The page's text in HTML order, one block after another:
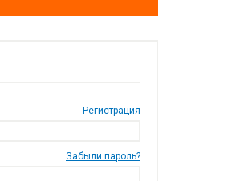
Регистрация
Забыли пароль?